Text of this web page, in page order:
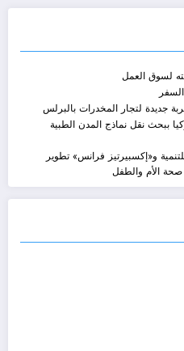
لسوق العمل
جديدة لتجار المخدرات بالبرلس
ببحث نقل نماذج المدن الطبية
و«إكسبيرتيز فرانس» تطوير
صحة الأم والطفل